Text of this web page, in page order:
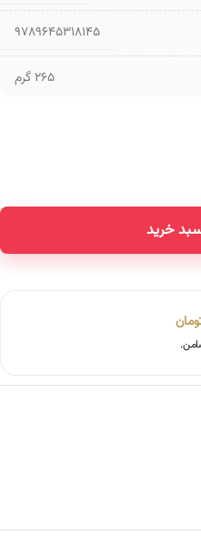
9789645318145
265 گرم
خرید